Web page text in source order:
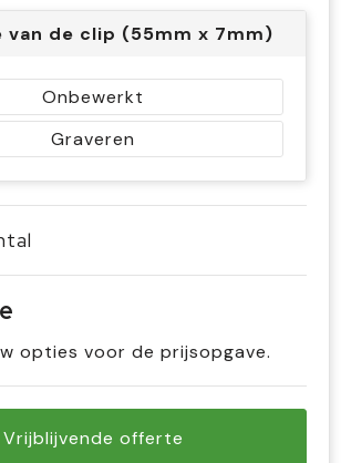
van de clip (55mm x 7mm)
Onbewerkt
Graveren
opties voor de prijsopgave.
Vrijblijvende offerte